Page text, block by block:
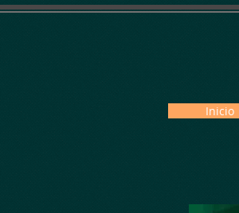
Inicio